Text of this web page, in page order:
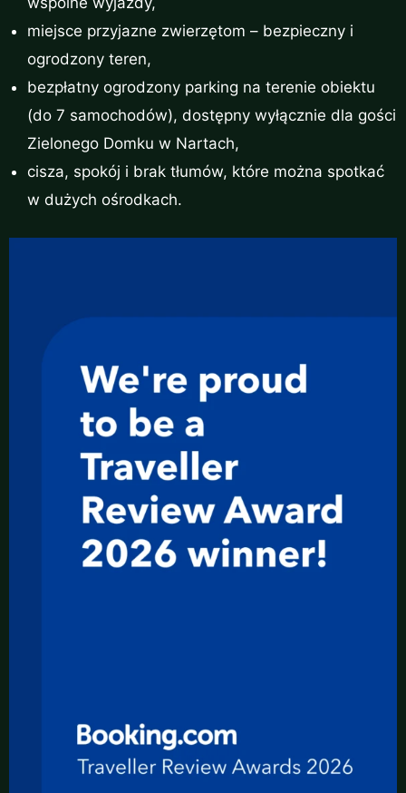
miejsce przyjazne zwierzętom – bezpieczny i
ogrodzony teren,
bezpłatny ogrodzony parking na terenie obiektu
(do 7 samochodów), dostępny wyłącznie dla gości
Zielonego Domku w Nartach,
cisza, spokój i brak tłumów, które można spotkać
w dużych ośrodkach.